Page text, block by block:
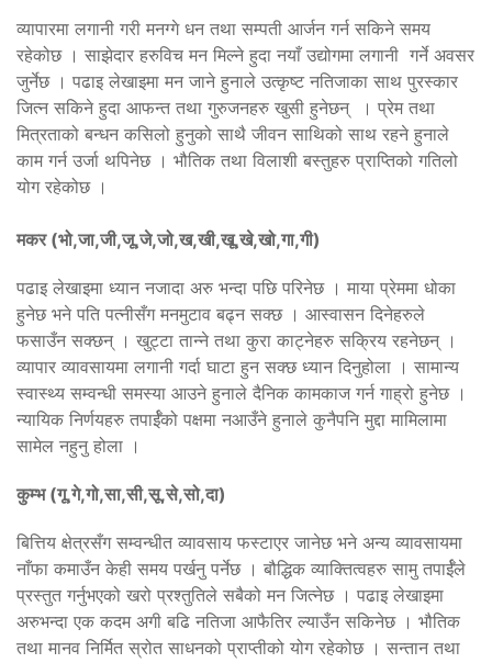
व्यापारमा लगानी गरी मनग्गे धन तथा सम्पती आर्जन गर्न सकिने समय
रहेकोछ । साझेदार हरुविच मन मिल्ने हुदा नयाँ उद्योगमा लगानी गर्ने अवसर
जुर्नेछ । पढाइ लेखाइमा मन जाने हुनाले उत्कृष्ट नतिजाका साथ पुरस्कार
जित्न सकिने हुदा आफन्त तथा गुरुजनहरु खुसी हुनेछन् । प्रेम तथा
मित्रताको बन्धन कसिलो हुनुको साथै जीवन साथिको साथ रहने हुनाले
काम गर्न उर्जा थपिनेछ । भौतिक तथा विलाशी बस्तुहरु प्राप्तिको गतिलो
योग रहेकोछ ।
मकर (भो,जा,जी,जू,जे,जो,ख,खी,खू,खे,खो,गा,गी)
पढाइ लेखाइमा ध्यान नजादा अरु भन्दा पछि परिनेछ । माया प्रेममा धोका
हुनेछ भने पति पत्नीसँग मनमुटाव बढ्न सक्छ । आस्वासन दिनेहरुले
फसाउँन सक्छन् । खुट्टा तान्ने तथा कुरा काट्नेहरु सक्रिय रहनेछन् ।
व्यापार व्यावसायमा लगानी गर्दा घाटा हुन सक्छ ध्यान दिनुहोला । सामान्य
स्वास्थ्य सम्वन्धी समस्या आउने हुनाले दैनिक कामकाज गर्न गाह्रो हुनेछ ।
न्यायिक निर्णयहरु तपार्ईँको पक्षमा नआउँने हुनाले कुनैपनि मुद्दा मामिलामा
सामेल नहुनु होला ।
कुम्भ (गू,गे,गो,सा,सी,सू,से,सो,दा)
बित्तिय क्षेत्रसँग सम्वन्धीत व्यावसाय फस्टाएर जानेछ भने अन्य व्यावसायमा
नाँफा कमाउँन केही समय पर्खनु पर्नेछ । बौद्धिक व्याक्तित्वहरु सामु तपार्ईँले
प्रस्तुत गर्नुभएको खरो प्रश्तुतिले सबैको मन जित्नेछ । पढाइ लेखाइमा
अरुभन्दा एक कदम अगी बढि नतिजा आफैतिर ल्याउँन सकिनेछ । भौतिक
तथा मानव निर्मित स्रोत साधनको प्राप्तीको योग रहेकोछ । सन्तान तथा